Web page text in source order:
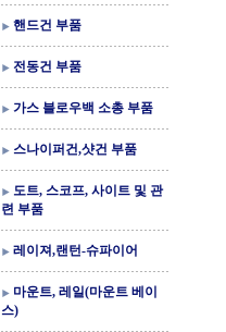
핸드건 부품
전동건 부품
가스 블로우백 소총 부품
스나이퍼건,샷건 부품
도트, 스코프, 사이트 및 관
련 부품
레이져,랜턴-슈파이어
마운트, 레일(마운트 베이
스)